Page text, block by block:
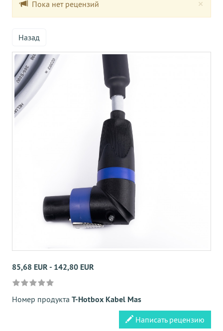
×
Пока нет рецензий
Назад
85,68 EUR - 142,80 EUR
Номер продукта T-Hotbox Kabel Mas
Написать рецензию